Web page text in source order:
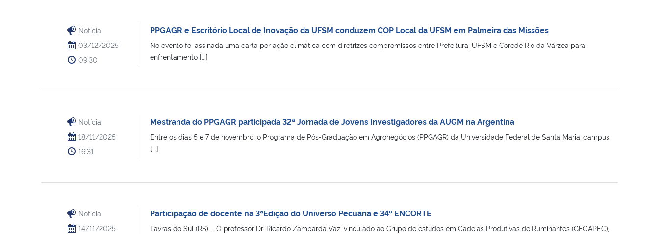
Notícia
03/12/2025
09:30
PPGAGR e Escritório Local de Inovação da UFSM conduzem COP Local da UFSM em Palmeira das Missões
No evento foi assinada uma carta por ação climática com diretrizes compromissos entre Prefeitura, UFSM e Corede Rio da Várzea para
enfrentamento [...]
Notícia
18/11/2025
16:31
Mestranda do PPGAGR participada 32ª Jornada de Jovens Investigadores da AUGM na Argentina
Entre os dias 5 e 7 de novembro, o Programa de Pós-Graduação em Agronegócios (PPGAGR) da Universidade Federal de Santa Maria, campus
[...]
Notícia
14/11/2025
Participação de docente na 3ªEdição do Universo Pecuária e 34º ENCORTE
Lavras do Sul (RS) – O professor Dr. Ricardo Zambarda Vaz, vinculado ao Grupo de estudos em Cadeias Produtivas de Ruminantes (GECAPEC),